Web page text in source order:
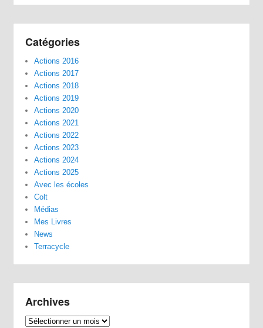
Catégories
Actions 2016
Actions 2017
Actions 2018
Actions 2019
Actions 2020
Actions 2021
Actions 2022
Actions 2023
Actions 2024
Actions 2025
Avec les écoles
Colt
Médias
Mes Livres
News
Terracycle
Archives
Archives